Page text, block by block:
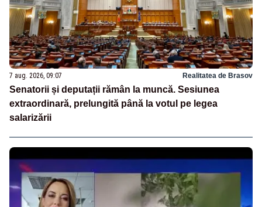
7 aug. 2026, 09:07 Realitatea de Brasov
Senatorii și deputații rămân la muncă. Sesiunea
extraordinară, prelungită până la votul pe legea
salarizării